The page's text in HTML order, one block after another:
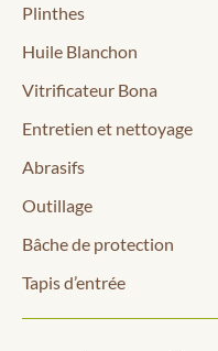
Plinthes
Huile Blanchon
Vitrificateur Bona
Entretien et nettoyage
Abrasifs
Outillage
Bâche de protection
Tapis d’entrée